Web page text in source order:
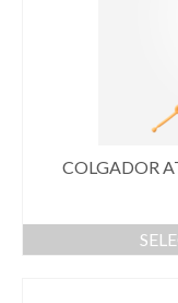
COLGADOR